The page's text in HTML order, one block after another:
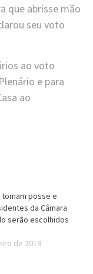
que abrisse mão
seu voto
ao voto
e para
ao
posse e
da Câmara
serão escolhidos
de 2019